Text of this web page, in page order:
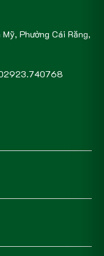
Phường Cái Răng,